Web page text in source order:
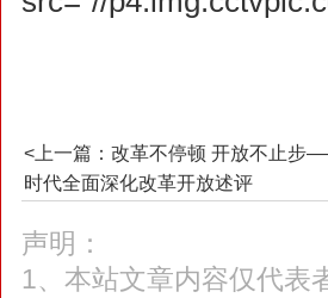
<上一篇：改革不停顿 开放不止步
时代全面深化改革开放述评
声明：
1、本站文章内容仅代表